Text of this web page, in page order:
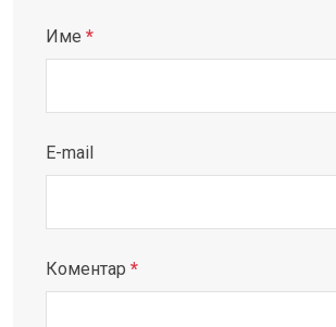
Име *
E-mail
Коментар *